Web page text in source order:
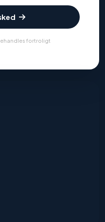
fortroligt